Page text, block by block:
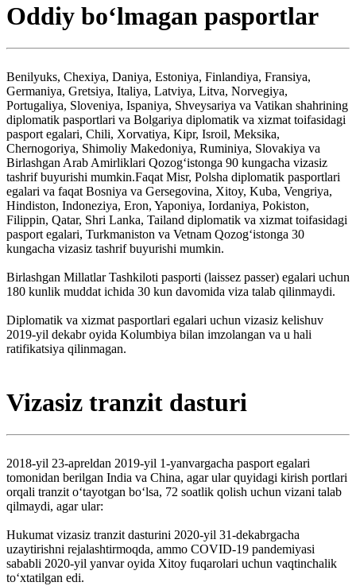
Oddiy boʻlmagan pasportlar
Benilyuks, Chexiya, Daniya, Estoniya, Finlandiya, Fransiya,
Germaniya, Gretsiya, Italiya, Latviya, Litva, Norvegiya,
Portugaliya, Sloveniya, Ispaniya, Shveysariya va Vatikan shahrining
diplomatik pasportlari va Bolgariya diplomatik va xizmat toifasidagi
pasport egalari, Chili, Xorvatiya, Kipr, Isroil, Meksika,
Chernogoriya, Shimoliy Makedoniya, Ruminiya, Slovakiya va
Birlashgan Arab Amirliklari Qozogʻistonga 90 kungacha vizasiz
tashrif buyurishi mumkin.Faqat Misr, Polsha diplomatik pasportlari
egalari va faqat Bosniya va Gersegovina, Xitoy, Kuba, Vengriya,
Hindiston, Indoneziya, Eron, Yaponiya, Iordaniya, Pokiston,
Filippin, Qatar, Shri Lanka, Tailand diplomatik va xizmat toifasidagi
pasport egalari, Turkmaniston va Vetnam Qozogʻistonga 30
kungacha vizasiz tashrif buyurishi mumkin.
Birlashgan Millatlar Tashkiloti pasporti (laissez passer) egalari uchun
180 kunlik muddat ichida 30 kun davomida viza talab qilinmaydi.
Diplomatik va xizmat pasportlari egalari uchun vizasiz kelishuv
2019-yil dekabr oyida Kolumbiya bilan imzolangan va u hali
ratifikatsiya qilinmagan.
Vizasiz tranzit dasturi
2018-yil 23-apreldan 2019-yil 1-yanvargacha pasport egalari
tomonidan berilgan India va China, agar ular quyidagi kirish portlari
orqali tranzit oʻtayotgan boʻlsa, 72 soatlik qolish uchun vizani talab
qilmaydi, agar ular:
Hukumat vizasiz tranzit dasturini 2020-yil 31-dekabrgacha
uzaytirishni rejalashtirmoqda, ammo COVID-19 pandemiyasi
sababli 2020-yil yanvar oyida Xitoy fuqarolari uchun vaqtinchalik
toʻxtatilgan edi.